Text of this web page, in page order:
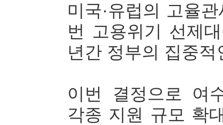
미국·유럽의 고율
번 고용위기 선제
년간 정부의 집중
이번 결정으로 여
각종 지원 규모 확